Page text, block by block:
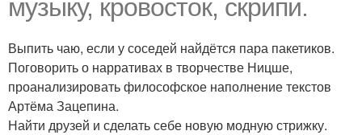
музыку, кровосток, скрипи.
Выпить чаю, если у соседей найдётся пара пакетиков.
Поговорить о нарративах в творчестве Ницше,
проанализировать философское наполнение текстов
Артёма Зацепина.
Найти друзей и сделать себе новую модную стрижку.